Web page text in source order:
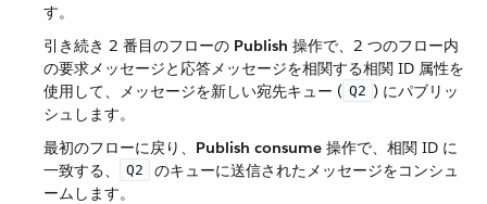
す。
引き続き 2 番目のフローの ​ Publish ​ 操作で、2 つのフロー内
の要求メッセージと応答メッセージを相関する相関 ID 属性を
使用して、メッセージを新しい宛先キュー (​ Q2 ​) にパブリッ
シュします。
最初のフローに戻り、​ Publish consume ​ 操作で、相関 ID に
一致する、​
Q2
​ のキューに送信されたメッセージをコンシュ
ームします。